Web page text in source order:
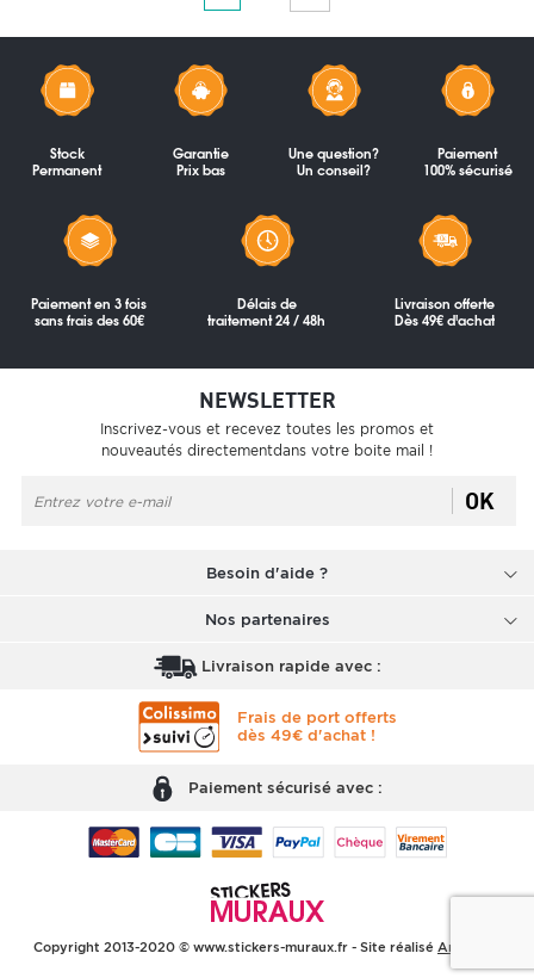
Stock
Permanent
Garantie
Prix bas
Une question?
Un conseil?
Paiement
100% sécurisé
Paiement en 3 fois
sans frais des 60€
Délais de
traitement 24 / 48h
Livraison offerte
Dès 49€ d'achat
NEWSLETTER
Inscrivez-vous et recevez toutes les promos et
nouveautés directementdans votre boite mail !
OK
Besoin d'aide ?
Nos partenaires
Livraison rapide avec :
Frais de port offerts
dès 49€ d'achat !
Paiement sécurisé avec :
Copyright 2013-2020 © www.stickers-muraux.fr - Site réalisé Arobases